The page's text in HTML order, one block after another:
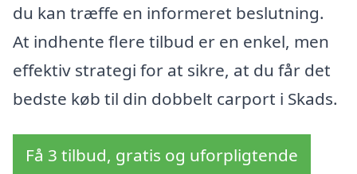
du kan træffe en informeret beslutning.
At indhente flere tilbud er en enkel, men
effektiv strategi for at sikre, at du får det
bedste køb til din dobbelt carport i Skads.
Få 3 tilbud, gratis og uforpligtende